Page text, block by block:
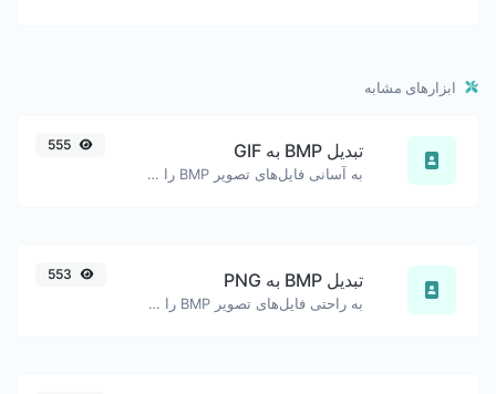
ابزارهای مشابه
تبدیل BMP به GIF
به آسانی فایل‌های تصویر BMP را به GIF تبدیل کنید.
تبدیل BMP به PNG
به راحتی فایل‌های تصویر BMP را به PNG تبدیل کنید.